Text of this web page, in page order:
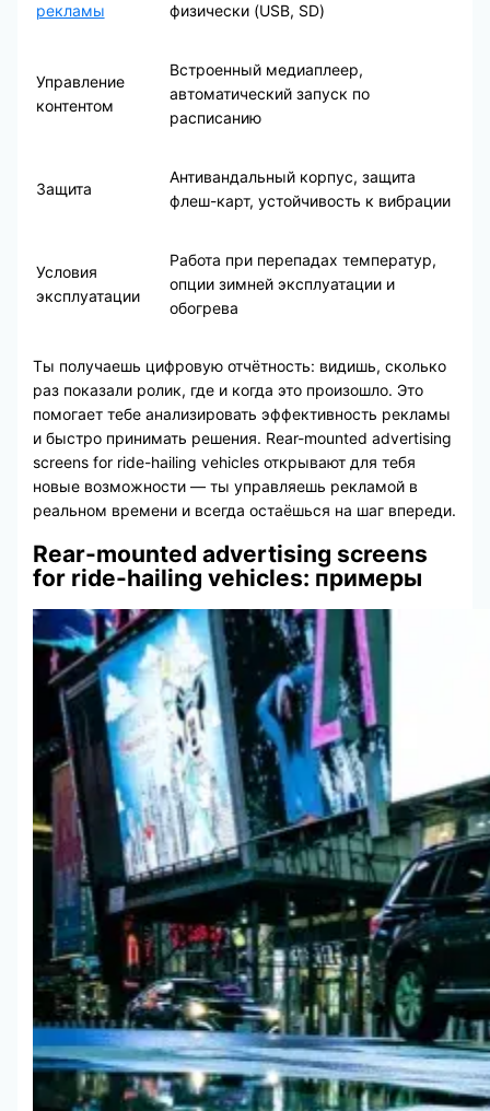
рекламы
физически (USB, SD)
Управление
контентом
Встроенный медиаплеер,
автоматический запуск по
расписанию
Защита
Антивандальный корпус, защита
флеш-карт, устойчивость к вибрации
Условия
эксплуатации
Работа при перепадах температур,
опции зимней эксплуатации и
обогрева
Ты получаешь цифровую отчётность: видишь, сколько
раз показали ролик, где и когда это произошло. Это
помогает тебе анализировать эффективность рекламы
и быстро принимать решения. Rear-mounted advertising
screens for ride-hailing vehicles открывают для тебя
новые возможности — ты управляешь рекламой в
реальном времени и всегда остаёшься на шаг впереди.
Rear-mounted advertising screens
for ride-hailing vehicles: примеры